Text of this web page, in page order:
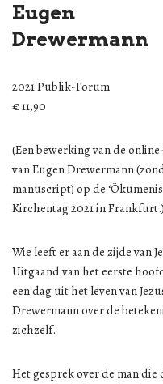
Eugen
Drewermann
2021 Publik-Forum
€ 11,90
(Een bewerking van de
van Eugen Drewermann
manuscript) op de
Kirchentag 2021 in Frankfurt.)
Wie leeft er aan de zijde van
Uitgaand van het eerste
een dag uit het leven van
Drewermann over de
zichzelf.
Het gesprek over de man die